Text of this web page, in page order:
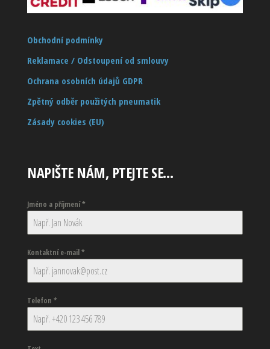
Obchodní podmínky
Reklamace / Odstoupení od smlouvy
Ochrana osobních údajů GDPR
Zpětný odběr použitých pneumatik
Zásady cookies (EU)
NAPIŠTE NÁM, PTEJTE SE…
Jméno a příjmení*
Kontaktní e-mail*
Telefon *